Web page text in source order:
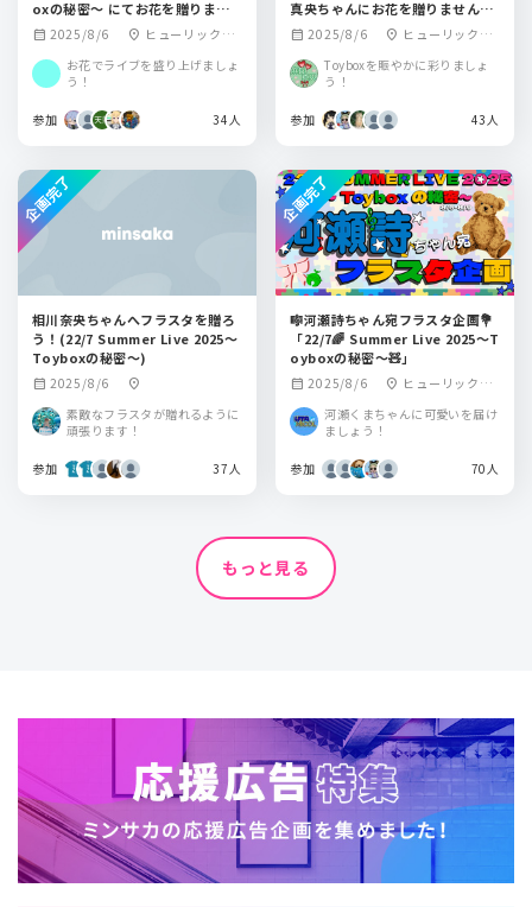
oxの秘密～ にてお花を贈りませ
んか？
calendar_month 2025/8/6 location_on ヒューリックホ
ール東京
お花でライブを盛り上げましょ
う！
参加 34人
真央ちゃんにお花を贈りません
か？
calendar_month 2025/8/6 location_on ヒューリックホ
Toyboxを賑やかに彩りましょ
う！
参加 43人
相川奈央ちゃんへフラスタを贈ろ
う！(22/7 Summer Live 2025〜
Toyboxの秘密〜)
calendar_month 2025/8/6 location_on
素敵なフラスタが贈れるように
頑張ります！
参加 37人
企画完了
🎼河瀬詩ちゃん宛フラスタ企画💐
「22/7🌈 Summer Live 2025〜T
oyboxの秘密〜🧸」
calendar_month 2025/8/6 location_on ヒューリックホ
河瀬くまちゃんに可愛いを届け
ましょう！
参加 70人
企画完了
もっと見る